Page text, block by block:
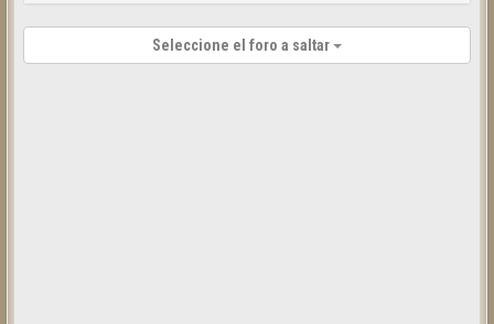
Seleccione el foro a saltar